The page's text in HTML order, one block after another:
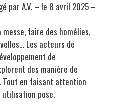
par A.V. – le 8 avril 2025 –
faire des homélies,
Les acteurs de
de
des manière de
Tout en faisant attention
utilisation pose.